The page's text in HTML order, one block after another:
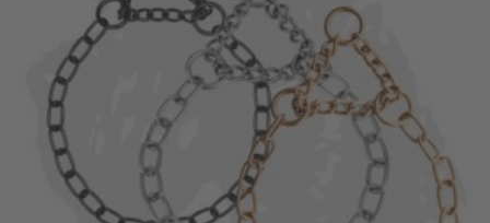
auf.
Optionen
können
Produktseite
gewählt